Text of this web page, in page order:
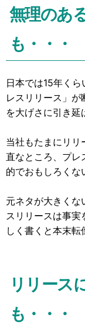
無理のあ
も・・・
日本では15年く
レスリリース」
を大げさに引き延
当社もたまにリリ
直なところ、プレ
的でおもしろくな
元ネタが大きくな
スリリースは事実
しく書くと本末転
リリース
も・・・